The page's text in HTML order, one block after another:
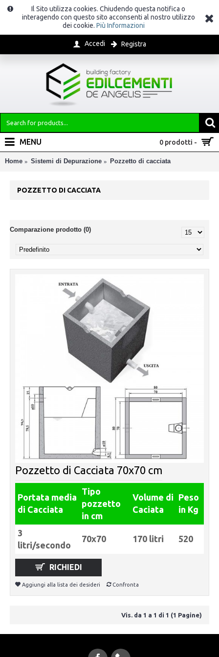
Il Sito utilizza cookies. Chiudendo questa notifica o
interagendo con questo sito acconsenti al nostro utilizzo
dei cookie. Più Informazioni
Accedi Registra
0 prodotti -
MENU
Home Sistemi di Depurazione Pozzetto di cacciata
POZZETTO DI CACCIATA
Comparazione prodotto (0)
Pozzetto di Cacciata 70x70 cm
Portata media
di Cacciata
Tipo
pozzetto
in cm
Volume di
Caciata
Peso
in Kg
3
litri/secondo
70x70 170 litri 520
RICHIEDI
Aggiungi alla lista dei desideri Confronta
Vis. da 1 a 1 di 1 (1 Pagine)